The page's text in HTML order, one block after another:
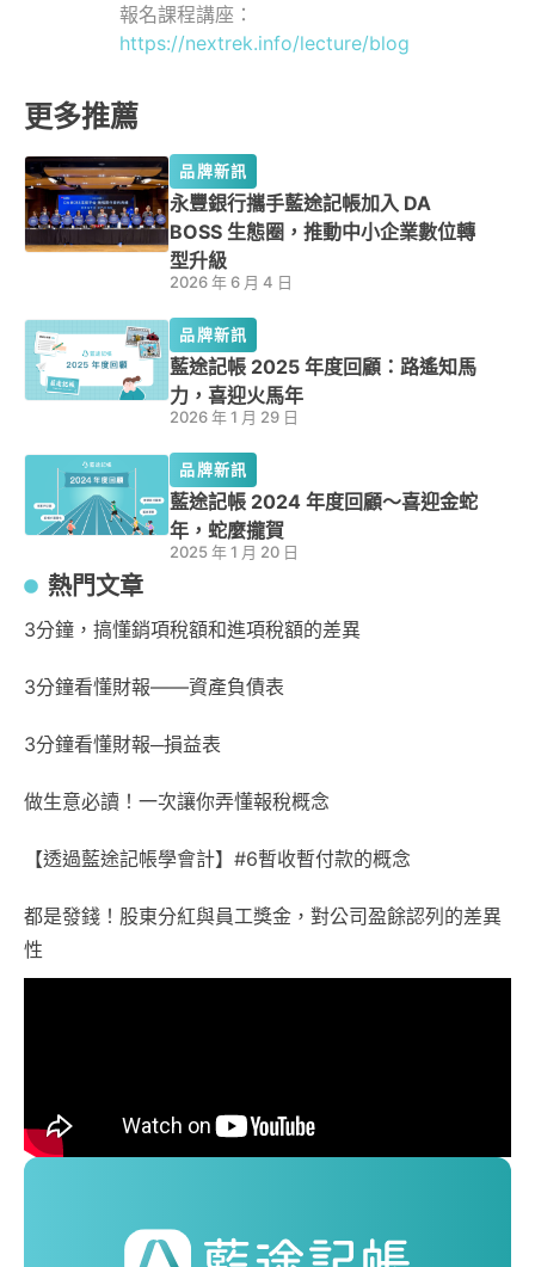
報名課程講座：
https://nextrek.info/lecture/blog
更多推薦
品牌新訊
永豐銀行攜手藍途記帳加入 DA
BOSS 生態圈，推動中小企業數位轉
型升級
2026 年 6 月 4 日
品牌新訊
藍途記帳 2025 年度回顧：路遙知馬
力，喜迎火馬年
2026 年 1 月 29 日
品牌新訊
藍途記帳 2024 年度回顧～喜迎金蛇
年，蛇麼攏賀
2025 年 1 月 20 日
熱門文章
3分鐘，搞懂銷項稅額和進項稅額的差異
3分鐘看懂財報——資產負債表
3分鐘看懂財報─損益表
做生意必讀！一次讓你弄懂報稅概念
【透過藍途記帳學會計】#6暫收暫付款的概念
都是發錢！股東分紅與員工獎金，對公司盈餘認列的差異
性